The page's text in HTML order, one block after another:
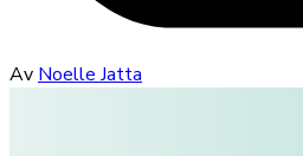
Av Noelle Jatta